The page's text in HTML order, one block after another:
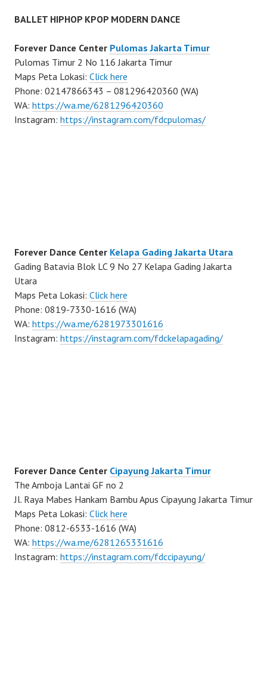
BALLET HIPHOP KPOP MODERN DANCE
Forever Dance Center Pulomas Jakarta Timur
Pulomas Timur 2 No 116 Jakarta Timur
Maps Peta Lokasi: Click here
Phone: 02147866343 – 081296420360 (WA)
WA: https://wa.me/6281296420360
Instagram: https://instagram.com/fdcpulomas/
Forever Dance Center Kelapa Gading Jakarta Utara
Gading Batavia Blok LC 9 No 27 Kelapa Gading Jakarta
Utara
Maps Peta Lokasi: Click here
Phone: 0819-7330-1616 (WA)
WA: https://wa.me/6281973301616
Instagram: https://instagram.com/fdckelapagading/
Forever Dance Center Cipayung Jakarta Timur
The Amboja Lantai GF no 2
Jl. Raya Mabes Hankam Bambu Apus Cipayung Jakarta Timur
Maps Peta Lokasi: Click here
Phone: 0812-6533-1616 (WA)
WA: https://wa.me/6281265331616
Instagram: https://instagram.com/fdccipayung/